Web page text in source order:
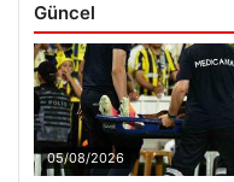
Güncel
05/08/2026